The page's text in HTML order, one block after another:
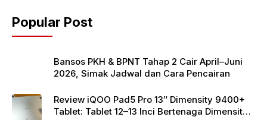
o
o
p
p
Popular Post
Bansos PKH & BPNT Tahap 2 Cair April–Juni
2026, Simak Jadwal dan Cara Pencairan
Review iQOO Pad5 Pro 13″ Dimensity 9400+
Tablet: Tablet 12–13 Inci Bertenaga Dimensity